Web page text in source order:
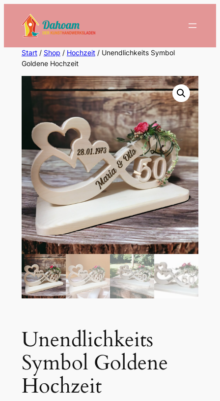
Inhalt
springen
Start/ Shop / Hochzeit/ Unendlichkeits Symbol
Goldene Hochzeit
Unendlichkeits
Symbol Goldene
Hochzeit